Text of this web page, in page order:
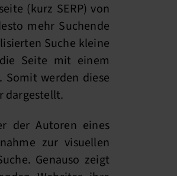
(kurz SERP) von
mehr Suchende
Suche kleine
Seite mit einem
Somit werden diese
dargestellt.
der Autoren eines
zur visuellen
Genauso zeigt